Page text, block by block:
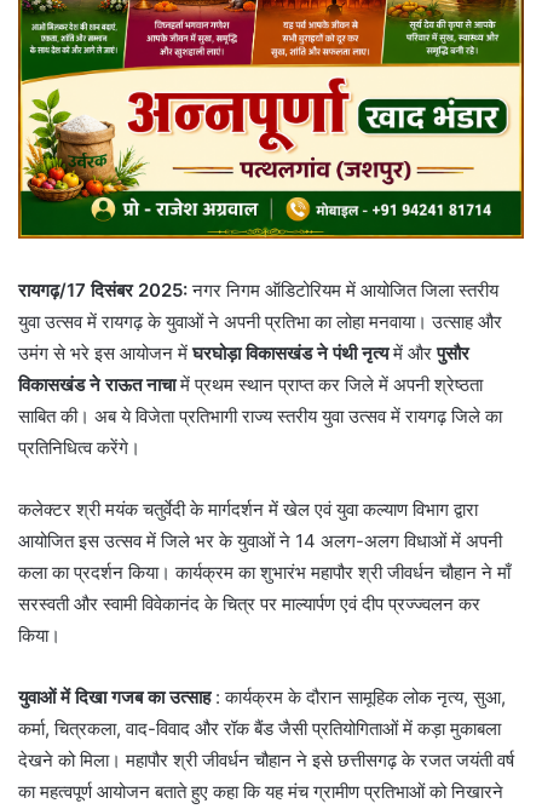
रायगढ़/17 दिसंबर 2025:नगर निगम ऑडिटोरियम में आयोजित जिला स्तरीय
युवा उत्सव में रायगढ़ के युवाओं ने अपनी प्रतिभा का लोहा मनवाया। उत्साह और
उमंग से भरे इस आयोजन मेंघरघोड़ा विकासखंड ने पंथी नृत्यमें औरपुसौर
विकासखंड ने राऊत नाचामें प्रथम स्थान प्राप्त कर जिले में अपनी श्रेष्ठता
साबित की। अब ये विजेता प्रतिभागी राज्य स्तरीय युवा उत्सव में रायगढ़ जिले का
प्रतिनिधित्व करेंगे।
​कलेक्टर श्री मयंक चतुर्वेदी के मार्गदर्शन में खेल एवं युवा कल्याण विभाग द्वारा
आयोजित इस उत्सव में जिले भर के युवाओं ने 14 अलग-अलग विधाओं में अपनी
कला का प्रदर्शन किया। कार्यक्रम का शुभारंभ महापौर श्री जीवर्धन चौहान ने माँ
सरस्वती और स्वामी विवेकानंद के चित्र पर माल्यार्पण एवं दीप प्रज्ज्वलन कर
किया।
युवाओं में दिखा गजब का उत्साह: कार्यक्रम के दौरान सामूहिक लोक नृत्य, सुआ,
कर्मा, चित्रकला, वाद-विवाद और रॉक बैंड जैसी प्रतियोगिताओं में कड़ा मुकाबला
देखने को मिला। महापौर श्री जीवर्धन चौहान ने इसे छत्तीसगढ़ के रजत जयंती वर्ष
का महत्वपूर्ण आयोजन बताते हुए कहा कि यह मंच ग्रामीण प्रतिभाओं को निखारने